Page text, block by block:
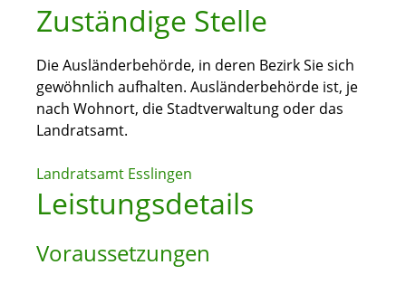
Zuständige Stelle
Die Ausländerbehörde, in deren Bezirk Sie sich
gewöhnlich aufhalten. Ausländerbehörde ist, je
nach Wohnort, die Stadtverwaltung oder das
Landratsamt.
Landratsamt Esslingen
Leistungsdetails
Voraussetzungen